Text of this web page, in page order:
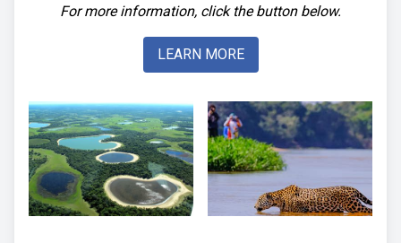
For more information, click the button below.
LEARN MORE